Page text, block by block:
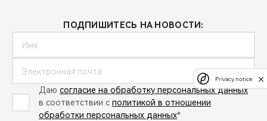
ПОДПИШИТЕСЬ НА НОВОСТИ:
Даю согласие на обработку персональных данных
в соответствии с политикой в отношении
обработки персональных данных*
Privacy notice